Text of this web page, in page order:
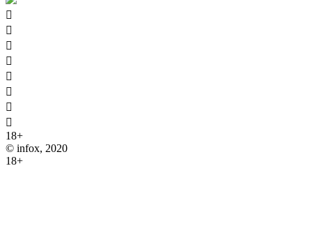








18+
© infox, 2020
18+